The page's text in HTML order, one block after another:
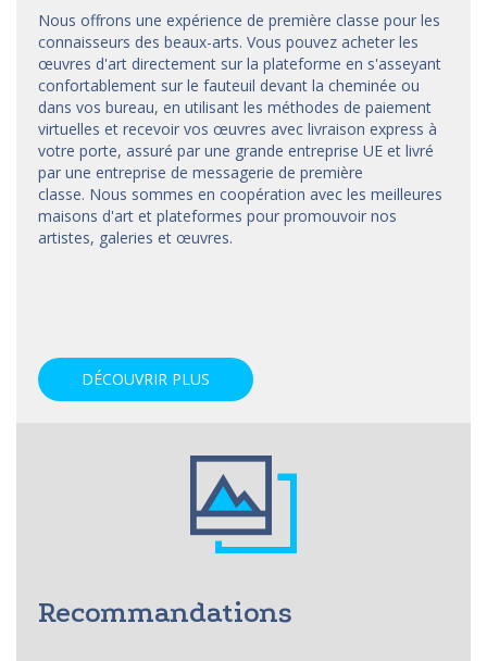
Nous offrons une expérience de première classe pour les
connaisseurs des beaux-arts. Vous pouvez acheter les
œuvres d'art directement sur la plateforme en s'asseyant
confortablement sur le fauteuil devant la cheminée ou
dans vos bureau, en utilisant les méthodes de paiement
virtuelles et recevoir vos œuvres avec livraison express à
votre porte, assuré par une grande entreprise UE et livré
par une entreprise de messagerie de première
classe. Nous sommes en coopération avec les meilleures
maisons d'art et plateformes pour promouvoir nos
artistes, galeries et œuvres.
DÉCOUVRIR PLUS
Recommandations